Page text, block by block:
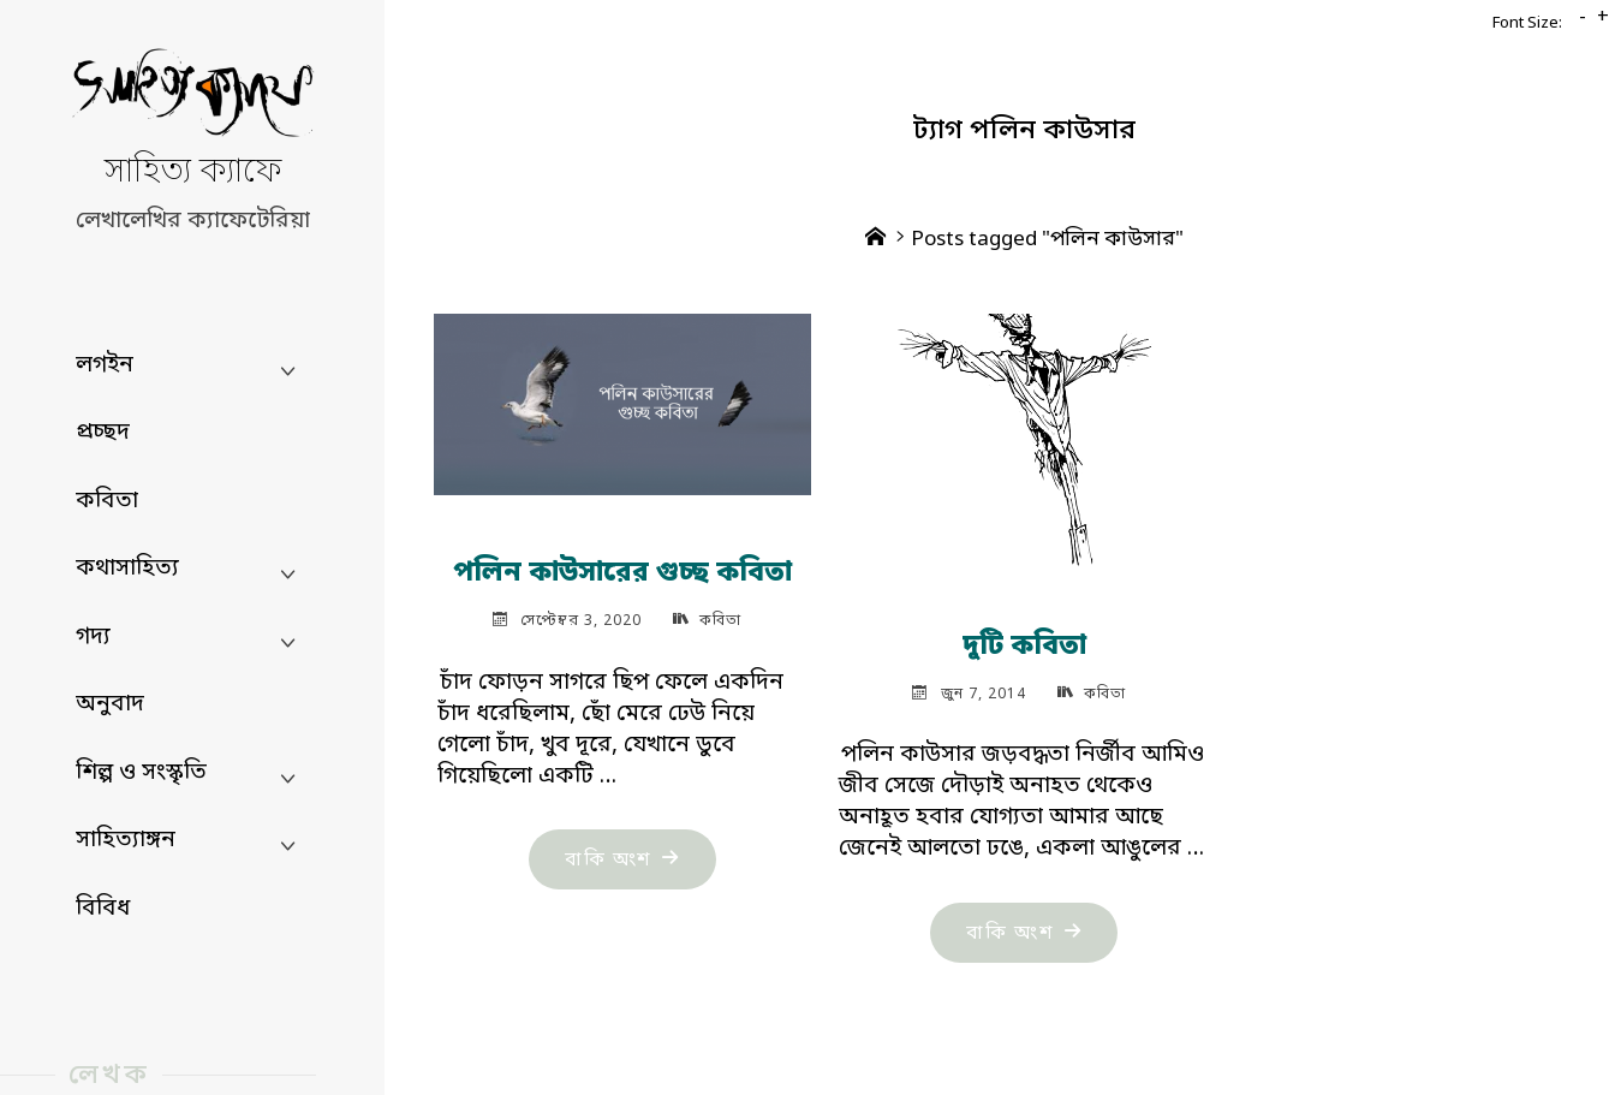
content
সাহিত্য ক্যাফে
লেখালেখির ক্যাফেটেরিয়া
লগইন
প্রচ্ছদ
কবিতা
কথাসাহিত্য
গদ্য
অনুবাদ
শিল্প ও সংস্কৃতি
সাহিত্যাঙ্গন
বিবিধ
লেখক
ট্যাগ পলিন কাউসার
HomePosts tagged "পলিন কাউসার"
পলিন কাউসারের গুচ্ছ কবিতা
সেপ্টেম্বর 3, 2020 কবিতা
চাঁদ ফোড়ন সাগরে ছিপ ফেলে একদিন
চাঁদ ধরেছিলাম, ছোঁ মেরে ঢেউ নিয়ে
গেলো চাঁদ, খুব দূরে, যেখানে ডুবে
গিয়েছিলো একটি …
বাকি অংশ "পলিন
কাউসারের
দুটি কবিতা
জুন 7, 2014 কবিতা
পলিন কাউসার জড়বদ্ধতা নির্জীব আমিও
জীব সেজে দৌড়াই অনাহত থেকেও
অনাহূত হবার যোগ্যতা আমার আছে
জেনেই আলতো ঢঙে, একলা আঙুলের …
বাকি অংশ "দুটি
কবিতা"
Font Size: - +